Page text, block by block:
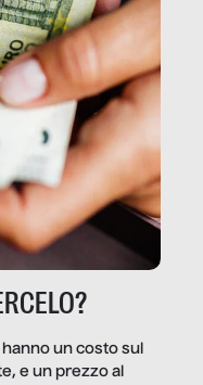
un costo sul
e un prezzo al